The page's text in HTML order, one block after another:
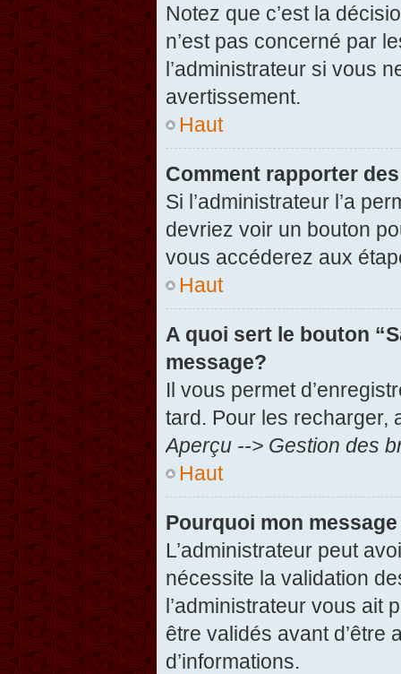
Notez que c’est la
n’est pas concerné par
l’administrateur si vous
avertissement.
Haut
Comment rapporter
Si l’administrateur l’a
devriez voir un bouton
vous accéderez aux
Haut
A quoi sert le bouton
message?
Il vous permet
tard. Pour les recharger,
Aperçu --> Gestion des
Haut
Pourquoi mon
L’administrateur peut
nécessite la validation
l’administrateur vous ait
être validés avant d’être
d’informations.